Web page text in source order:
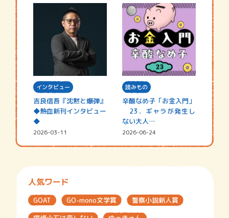
インタビュー
吉良信吾『沈黙と爆弾』
◆熱血新刊インタビュー
◆
2026-03-11
読みもの
辛酸なめ子「お金入門」
23．ギャラが発生し
ない大人…
2026-06-24
人気ワード
GOAT GO-mono文学賞
警察小説新人賞